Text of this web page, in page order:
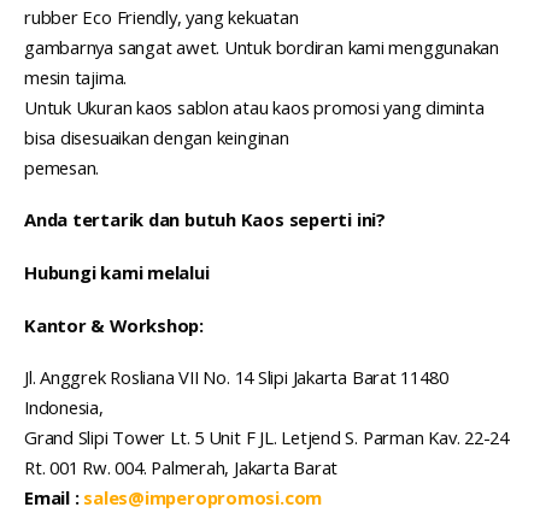
rubber Eco Friendly, yang kekuatan
gambarnya sangat awet. Untuk bordiran kami menggunakan
mesin tajima.
Untuk Ukuran kaos sablon atau kaos promosi yang diminta
bisa disesuaikan dengan keinginan
pemesan.
Anda tertarik dan butuh Kaos seperti ini?
Hubungi kami melalui
Kantor & Workshop:
Jl. Anggrek Rosliana VII No. 14 Slipi Jakarta Barat 11480
Indonesia,
Grand Slipi Tower Lt. 5 Unit F JL. Letjend S. Parman Kav. 22-24
Rt. 001 Rw. 004. Palmerah, Jakarta Barat
Email : sales@imperopromosi.com